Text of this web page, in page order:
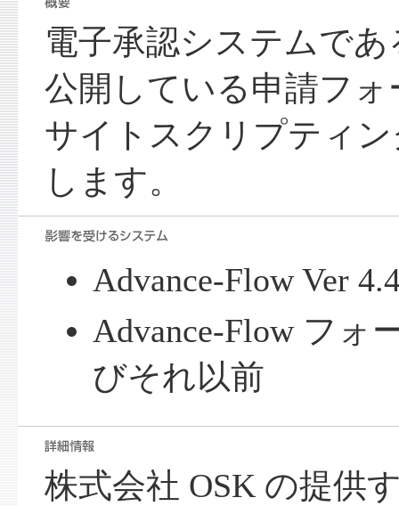
電子承認システムであ
公開している申請フ
サイトスクリプティ
します。
Advance-Flow Ver
Advance-Flow フォ
びそれ以前
株式会社 OSK の提供